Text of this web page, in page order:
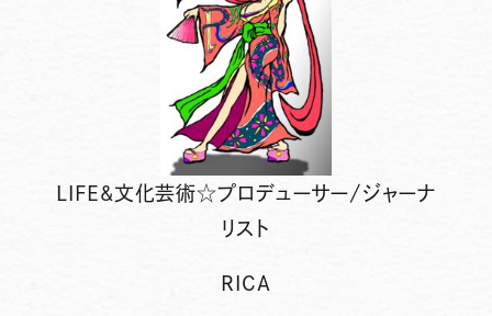
LIFE&文化芸術☆プロデューサー/ジャーナ
リスト
RICA